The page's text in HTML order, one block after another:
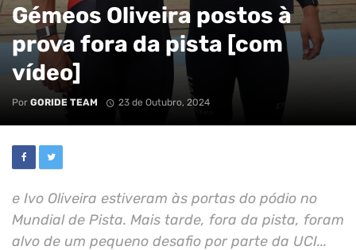
Gémeos Oliveira postos à
prova fora da pista [com
vídeo]
Por GORIDE TEAM 23 de Outubro, 2024
e Ivo Oliveira estiveram às portas do pódio no
Mundial de Pista. Mais tarde, fora da pista, foram
alvo de um pequeno desafio por parte da UCI...